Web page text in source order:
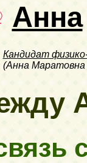
Анна
Кандидат
(Анна Маратовна